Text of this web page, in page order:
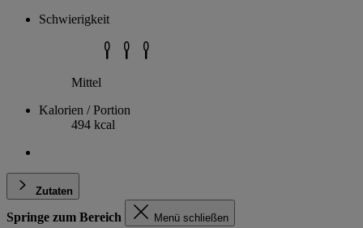
Schwierigkeit
Mittel
Kalorien / Portion
494 kcal
Zutaten
Springe zum Bereich Menü schließen